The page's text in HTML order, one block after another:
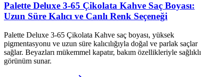
Palette Deluxe 3-65 Çikolata Kahve Saç Boyası:
Uzun Süre Kalıcı ve Canlı Renk Seçeneği
Palette Deluxe 3-65 Çikolata Kahve saç boyası, yüksek
pigmentasyonu ve uzun süre kalıcılığıyla doğal ve parlak saçlar
sağlar. Beyazları mükemmel kapatır, bakım özellikleriyle sağlıklı
görünüm sunar.